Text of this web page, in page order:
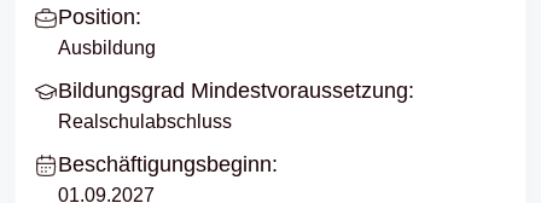
Position:
Ausbildung
Bildungsgrad Mindestvoraussetzung:
Realschulabschluss
Beschäftigungsbeginn:
01.09.2027